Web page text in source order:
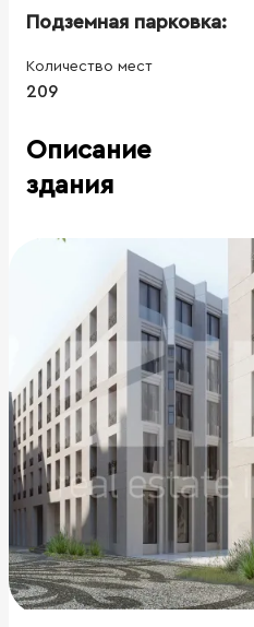
Подземная парковка:
Количество мест
209
Описание
здания